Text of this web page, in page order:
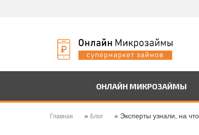
ОНЛАЙН МИКРОЗАЙМЫ
Главная » Блог » Эксперты узнали, на